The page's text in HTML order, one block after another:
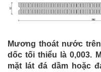
Mương thoát nước
dốc tối thiểu là 0,003.
mặt lát đá dầm hoặc